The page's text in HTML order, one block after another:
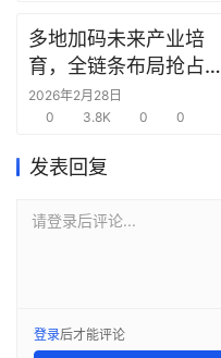
之
窗
链
圈
多地加码未来产业培
育，全链条布局抢占新
赛道先机
2026年2月28日
0
3.8K 0 0
发表回复
请登录后评论...
登录后才能评论